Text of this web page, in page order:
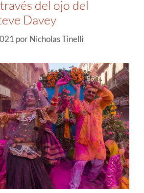
del ojo del
Davey
porNicholas Tinelli